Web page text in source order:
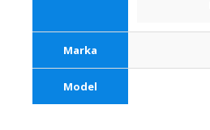
Marka
Model